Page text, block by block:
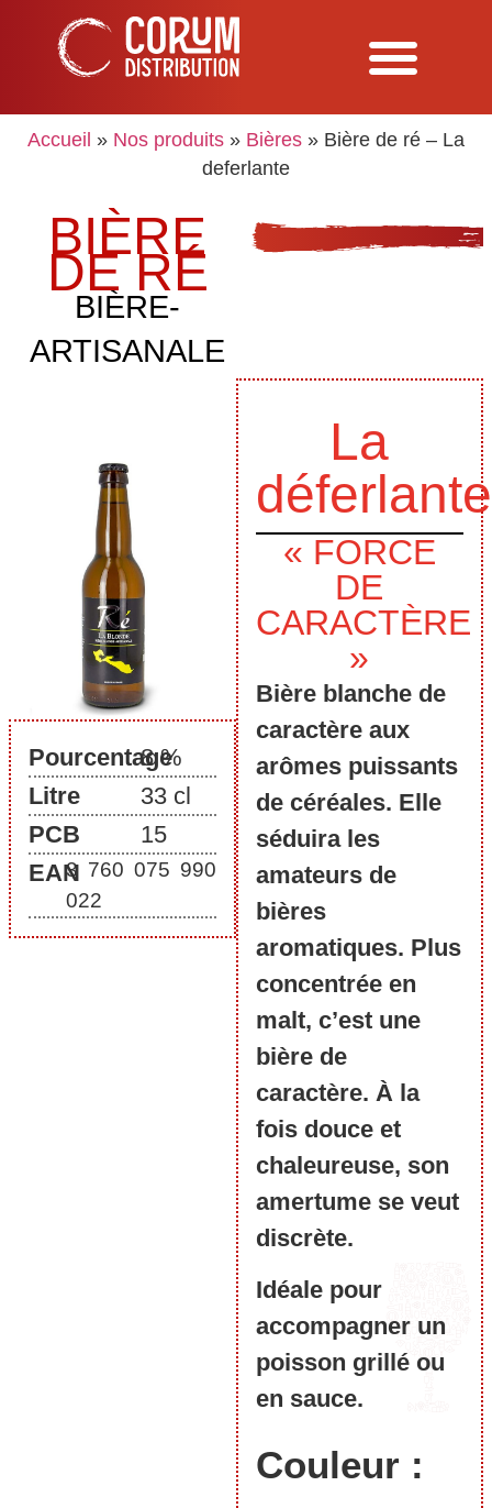
Accueil » Nos produits » Bières » Bière de ré – La
deferlante
BIÈRE
DE RÉ
BIÈRE-
ARTISANALE
Pourcentage
8 %
Litre
33 cl
PCB
15
EAN3 760 075 990
022
La
déferlante
« FORCE
DE
CARACTÈRE
»
Bière blanche de
caractère aux
arômes puissants
de céréales. Elle
séduira les
amateurs de
bières
aromatiques. Plus
concentrée en
malt, c’est une
bière de
caractère. À la
fois douce et
chaleureuse, son
amertume se veut
discrète.
Idéale pour
accompagner un
poisson grillé ou
en sauce.
Couleur :